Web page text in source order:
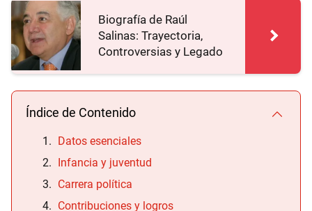
Biografía de Raúl
Salinas: Trayectoria,
Controversias y Legado
Índice de Contenido
Datos esenciales
Infancia y juventud
Carrera política
Contribuciones y logros